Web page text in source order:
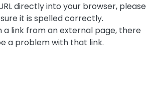
directly into your browser, please
it is spelled correctly.
a link from an external page, there
a problem with that link.